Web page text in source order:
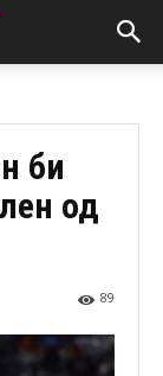
би
од
89